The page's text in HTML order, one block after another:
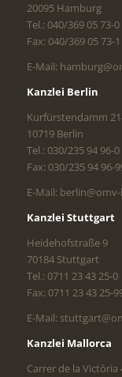
20095 Hamburg
Tel.: 040/369 05 73-0
Fax: 040/369 05 73-1
E-Mail:
Kanzlei Berlin
Kurfürstendamm
10719 Berlin
Tel.: 030/235 94 96-0
Fax: 030/235 94 96-
E-Mail:
Kanzlei Stuttgart
Heidehofstraße 9
70184 Stuttgart
Tel.: 0711 23 43 25-0
Fax: 0711 23 43 25-
E-Mail:
Kanzlei Mallorca
Carrer de la Victòria